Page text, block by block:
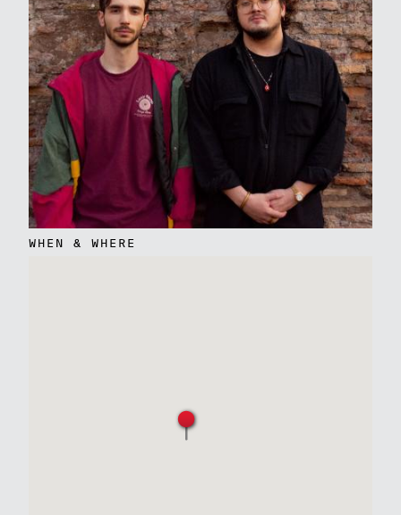
WHEN & WHERE